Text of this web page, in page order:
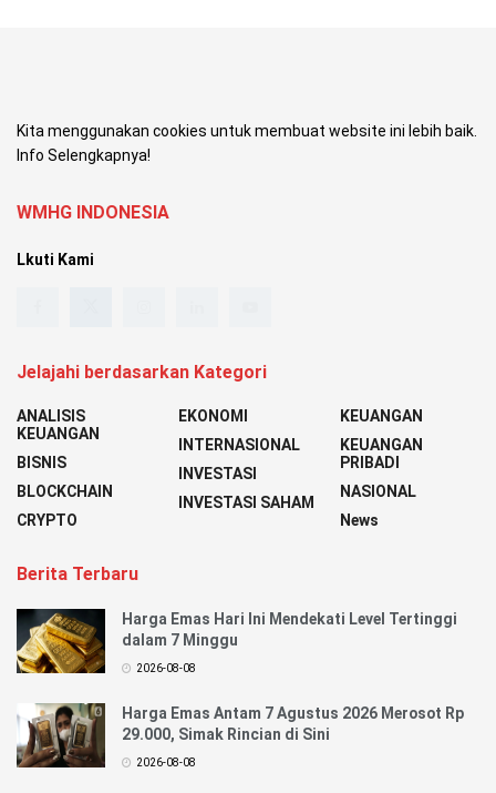
Kita menggunakan cookies untuk membuat website ini lebih baik.
Info Selengkapnya!
WMHG INDONESIA
Lkuti Kami
Jelajahi berdasarkan Kategori
ANALISIS
KEUANGAN
BISNIS
BLOCKCHAIN
CRYPTO
EKONOMI
INTERNASIONAL
INVESTASI
INVESTASI SAHAM
KEUANGAN
KEUANGAN
PRIBADI
NASIONAL
News
Berita Terbaru
Harga Emas Hari Ini Mendekati Level Tertinggi
dalam 7 Minggu
2026-08-08
Harga Emas Antam 7 Agustus 2026 Merosot Rp
29.000, Simak Rincian di Sini
2026-08-08